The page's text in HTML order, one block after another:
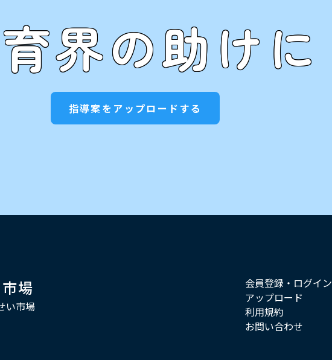
界の助けに
指導案をアップロードする
場
い市場
会員登録・ログイン
アップロード
利用規約
お問い合わせ